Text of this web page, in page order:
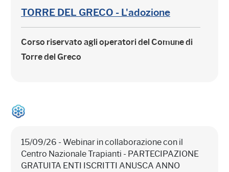
TORRE DEL GRECO - L'adozione
Corso riservato agli operatori del Comune di
Torre del Greco
15/09/26 - Webinar in collaborazione con il
Centro Nazionale Trapianti - PARTECIPAZIONE
GRATUITA ENTI ISCRITTI ANUSCA ANNO